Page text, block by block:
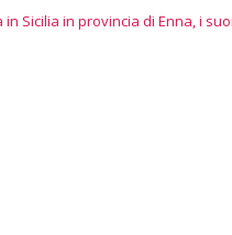
Sicilia in provincia di Enna, i